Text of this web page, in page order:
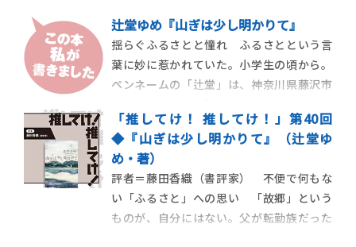
くなる。前回のエッセイで、過去に妊娠し
た際のつわりについて書いた。その際に、
こんな表現を挿入した。『限界がきて、ソ
ファに倒れ伏す。そこへ子どもがダイ
ブ！ とっさに
辻堂ゆめ『山ぎは少し明かりて』
揺らぐふるさとと憧れ ふるさとという言
葉に妙に惹かれていた。小学生の頃から。
ペンネームの「辻堂」は、神奈川県藤沢市
た」と取材などではよく説明する。父は横
浜生まれ、辻堂育ち。母も神奈川育ち。つ
まり私は二世だ。だけど０歳から９歳ま
で、父の転勤の都合で、私は茨城県水戸市で
育った。偕楽園の梅
「推してけ！ 推してけ！」第40回
◆『山ぎは少し明かりて』（辻堂ゆ
め・著）
評者＝藤田香織（書評家） 不便で何もな
い「ふるさと」への思い 「故郷」という
ものが、自分にはない。父が転勤族だった